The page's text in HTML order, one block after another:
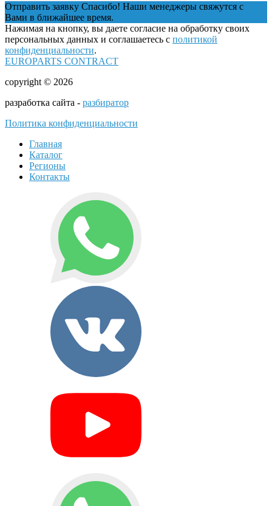
Отправить заявку Спасибо! Наши менеджеры свяжутся с
Вами в ближайшее время.
Нажимая на кнопку, вы даете согласие на обработку своих
персональных данных и соглашаетесь с политикой
конфиденциальности.
EUROPARTS CONTRACT
copyright © 2026
разработка сайта - разбиратор
Политика конфиденциальности
Главная
Каталог
Регионы
Контакты